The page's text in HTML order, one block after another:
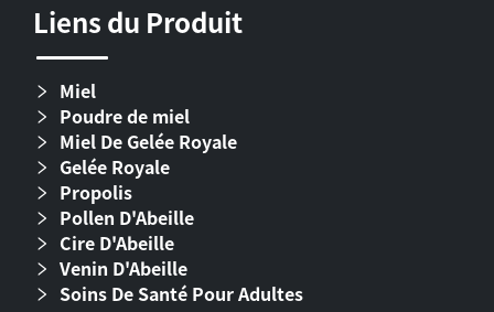
Liens du Produit
Miel
Poudre de miel
Miel De Gelée Royale
Gelée Royale
Propolis
Pollen D'Abeille
Cire D'Abeille
Venin D'Abeille
Soins De Santé Pour Adultes